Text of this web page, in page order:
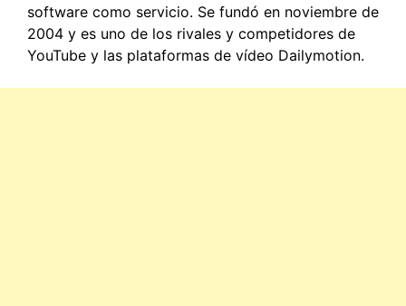
software como servicio. Se fundó en noviembre de
2004 y es uno de los rivales y competidores de
YouTube y las plataformas de vídeo Dailymotion.